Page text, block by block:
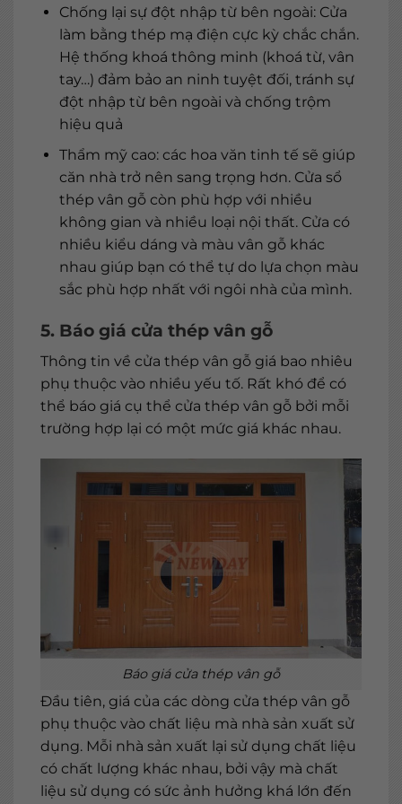
Chống lại sự đột nhập từ bên ngoài: Cửa
làm bằng thép mạ điện cực kỳ chắc chắn.
Hệ thống khoá thông minh (khoá từ, vân
tay…) đảm bảo an ninh tuyệt đối, tránh sự
đột nhập từ bên ngoài và chống trộm
hiệu quả
Thẩm mỹ cao: các hoa văn tinh tế sẽ giúp
căn nhà trở nên sang trọng hơn. Cửa sổ
thép vân gỗ còn phù hợp với nhiều
không gian và nhiều loại nội thất. Cửa có
nhiều kiểu dáng và màu vân gỗ khác
nhau giúp bạn có thể tự do lựa chọn màu
sắc phù hợp nhất với ngôi nhà của mình.
5. Báo giá cửa thép vân gỗ
Thông tin về cửa thép vân gỗ giá bao nhiêu
phụ thuộc vào nhiều yếu tố. Rất khó để có
thể báo giá cụ thể cửa thép vân gỗ bởi mỗi
trường hợp lại có một mức giá khác nhau.
Báo giá cửa thép vân gỗ
Đầu tiên, giá của các dòng cửa thép vân gỗ
phụ thuộc vào chất liệu mà nhà sản xuất sử
dụng. Mỗi nhà sản xuất lại sử dụng chất liệu
có chất lượng khác nhau, bởi vậy mà chất
liệu sử dụng có sức ảnh hưởng khá lớn đến